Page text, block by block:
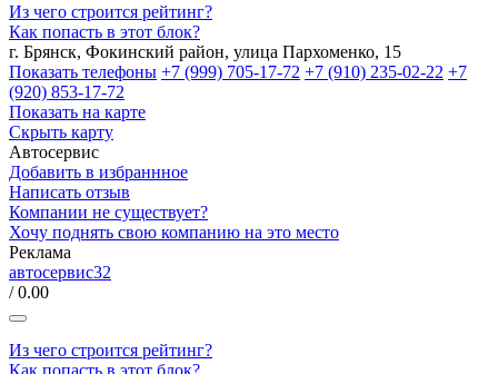
Из чего строится рейтинг?
Как попасть в этот блок?
г. Брянск, Фокинский район, улица Пархоменко, 15
Показать телефоны +7 (999) 705-17-72 +7 (910) 235-02-22 +7
(920) 853-17-72
Показать на карте
Скрыть карту
Автосервис
Добавить в избраннное
Написать отзыв
Компании не существует?
Хочу поднять свою компанию на это место
Реклама
автосервис32
/ 0.00
Из чего строится рейтинг?
Как попасть в этот блок?